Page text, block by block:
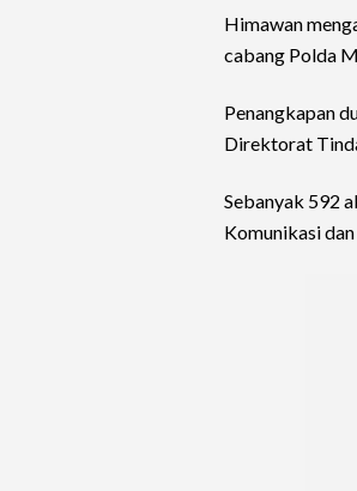
Himawan
cabang Polda
Penangkapan
Direktorat
Sebanyak 592
Komunikasi